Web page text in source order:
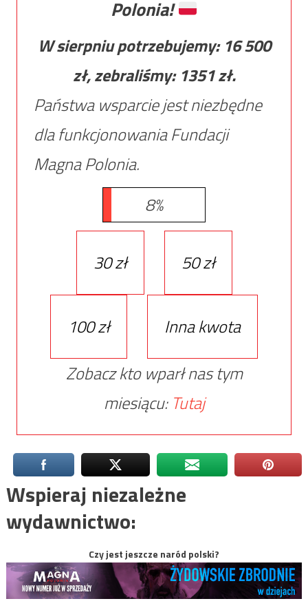
Polonia!
W sierpniu potrzebujemy: 16 500
zł, zebraliśmy: 1351zł.
Państwa wsparcie jest niezbędne
dla funkcjonowania Fundacji
Magna Polonia.
8%
30 zł 50 zł
100 zł
Inna kwota
Zobacz kto wparł nas tym
miesiącu: Tutaj
Wspieraj niezależne
wydawnictwo:
Czy jest jeszcze naród polski?